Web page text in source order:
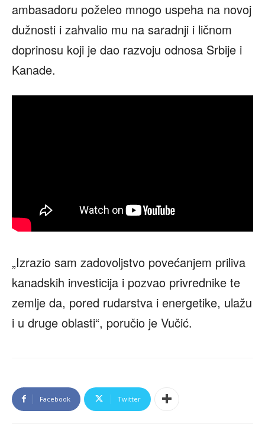
ambasadoru poželeo mnogo uspeha na novoj
dužnosti i zahvalio mu na saradnji i ličnom
doprinosu koji je dao razvoju odnosa Srbije i
Kanade.
„Izrazio sam zadovoljstvo povećanjem priliva
kanadskih investicija i pozvao privrednike te
zemlje da, pored rudarstva i energetike, ulažu
i u druge oblasti“, poručio je Vučić.
Facebook Twitter